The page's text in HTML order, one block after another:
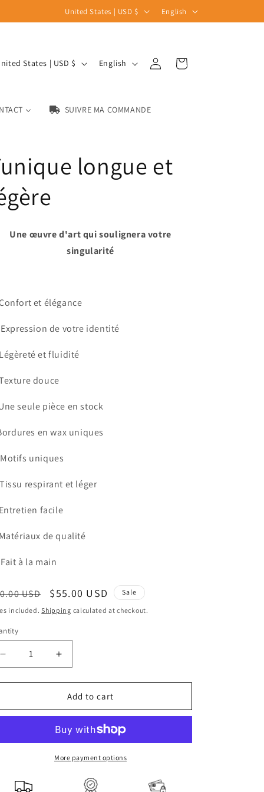
C
o
n
y
e
o
United States | USD $
a
g
English
SUIVRE MA COMMANDE
United States | USD $
g
g
English
in
Cart
longue et
Une œuvre d'art qui soulignera votre
singularité
et élégance
Expression de votre identité
Légèreté et fluidité
douce
seule pièce en stock
en wax uniques
Motifs uniques
Tissu respirant et léger
facile
de qualité
Fait à la main
USD
Sale
price
$55.00 USD Sale
included.Shipping calculated at checkout.
Decrease
quantity
for
longue
Increase
quantity
for
Tunique
longue
légère
Add to cart
More payment options